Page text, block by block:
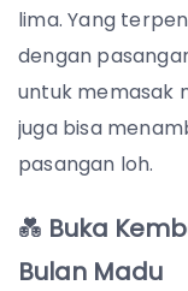
lima. Yang
dengan
untuk memasak
juga bisa
pasangan loh.
💑 Buka
Bulan Madu